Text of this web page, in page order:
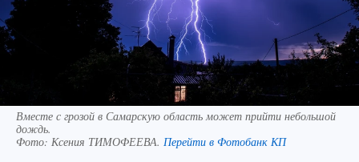
Вместе с грозой в Самарскую область может прийти небольшой
дождь.
Фото: Ксения ТИМОФЕЕВА. Перейти в Фотобанк КП